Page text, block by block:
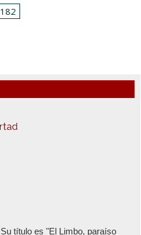
182
título es "El Limbo, paraíso